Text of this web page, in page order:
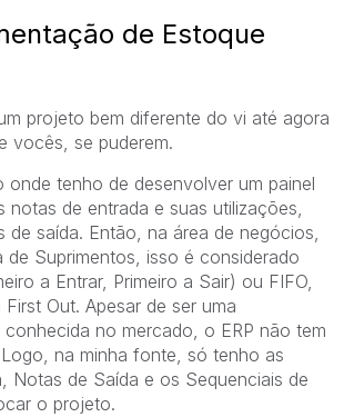
de Estoque
projeto bem diferente do vi até agora
vocês, se puderem.
onde tenho de desenvolver um painel
notas de entrada e suas utilizações,
de saída. Então, na área de negócios,
de Suprimentos, isso é considerado
a Entrar, Primeiro a Sair) ou FIFO,
Out. Apesar de ser uma
no mercado, o ERP não tem
na minha fonte, só tenho as
Notas de Saída e os Sequenciais de
o projeto.